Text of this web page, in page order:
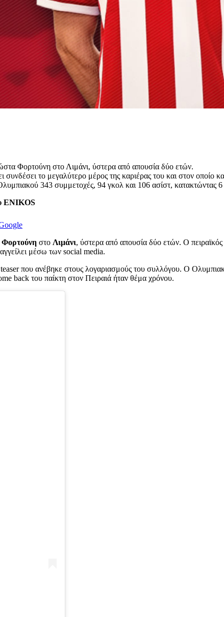
Φορτούνη στο Λιμάνι, ύστερα από απουσία δύο ετών.
συνδέσει το μεγαλύτερο μέρος της καριέρας του και στον
343 συμμετοχές, 94 γκολ και 106 ασίστ, κατακτώντας
ENIKOS
στο Λιμάνι, ύστερα από απουσία δύο ετών. Ο
μέσω των social media.
που ανέβηκε στους λογαριασμούς του συλλόγου. Ο
back του παίκτη στον Πειραιά ήταν θέμα χρόνου.